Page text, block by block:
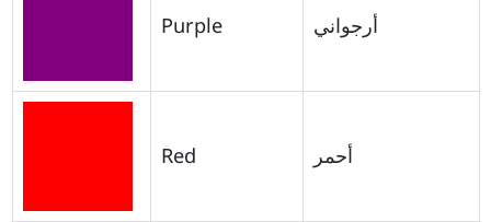
Purple أرجواني
Red أحمر